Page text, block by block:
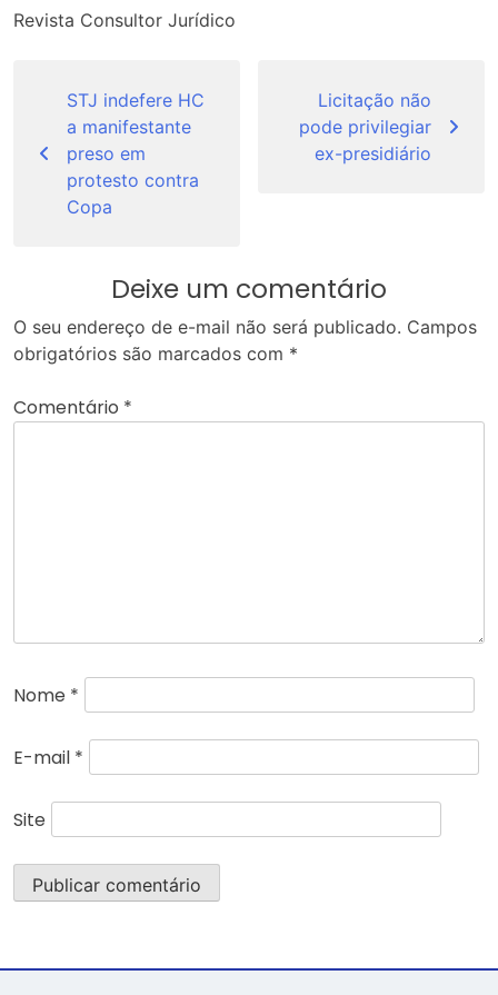
Revista Consultor Jurídico
Post
STJ indefere HC
a manifestante
preso em
protesto contra
Copa
Licitação não
pode privilegiar
ex-presidiário
Deixe um comentário
O seu endereço de e-mail não será publicado. Campos
obrigatórios são marcados com *
Comentário *
Nome *
E-mail *
Site